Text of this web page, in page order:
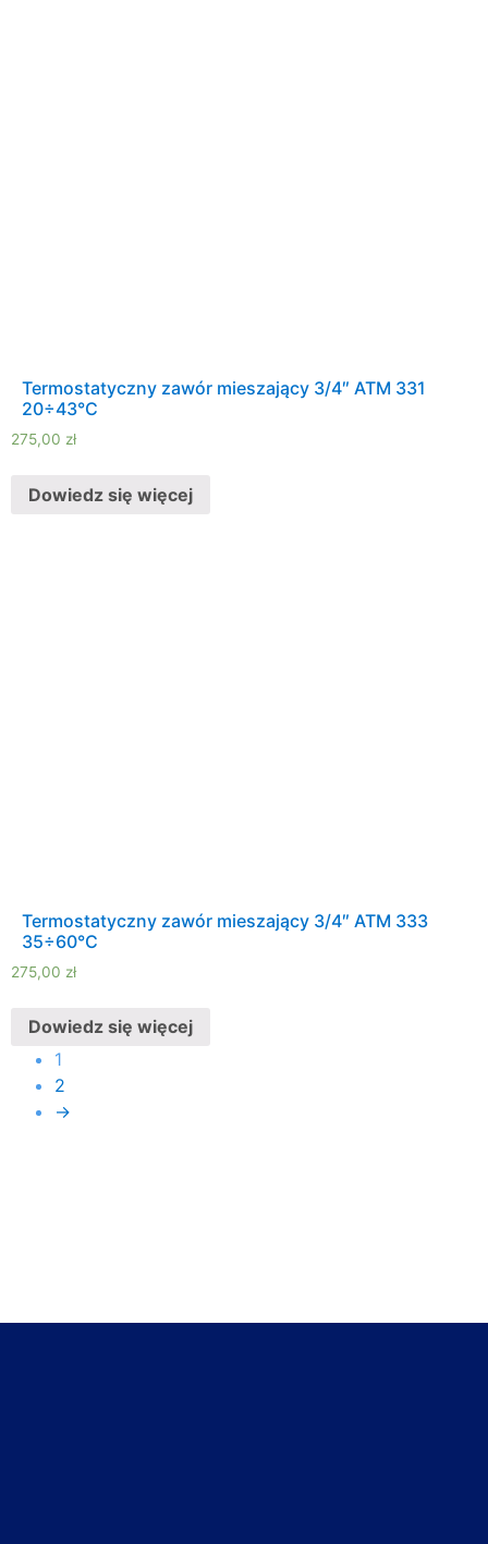
Termostatyczny zawór mieszający 3/4″ ATM 331
20÷43°C
275,00 zł
Dowiedz się więcej
Termostatyczny zawór mieszający 3/4″ ATM 333
35÷60°C
275,00 zł
Dowiedz się więcej
1
2
→